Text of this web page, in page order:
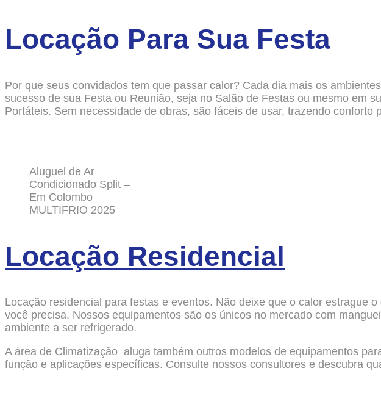
Locação Para Sua Festa
Por que seus convidados tem que passar calor? Cada dia mais os
sucesso de sua Festa ou Reunião, seja no Salão de Festas ou mesmo em
Portáteis. Sem necessidade de obras, são fáceis de usar, trazendo conforto
Aluguel de Ar
Condicionado Split –
Em Colombo
MULTIFRIO 2025
Locação Residencial
Locação residencial para festas e eventos. Não deixe que o calor estrague
você precisa. Nossos equipamentos são os únicos no mercado com
ambiente a ser refrigerado.
A área de Climatização aluga também outros modelos de equipamentos
função e aplicações específicas. Consulte nossos consultores e descubra